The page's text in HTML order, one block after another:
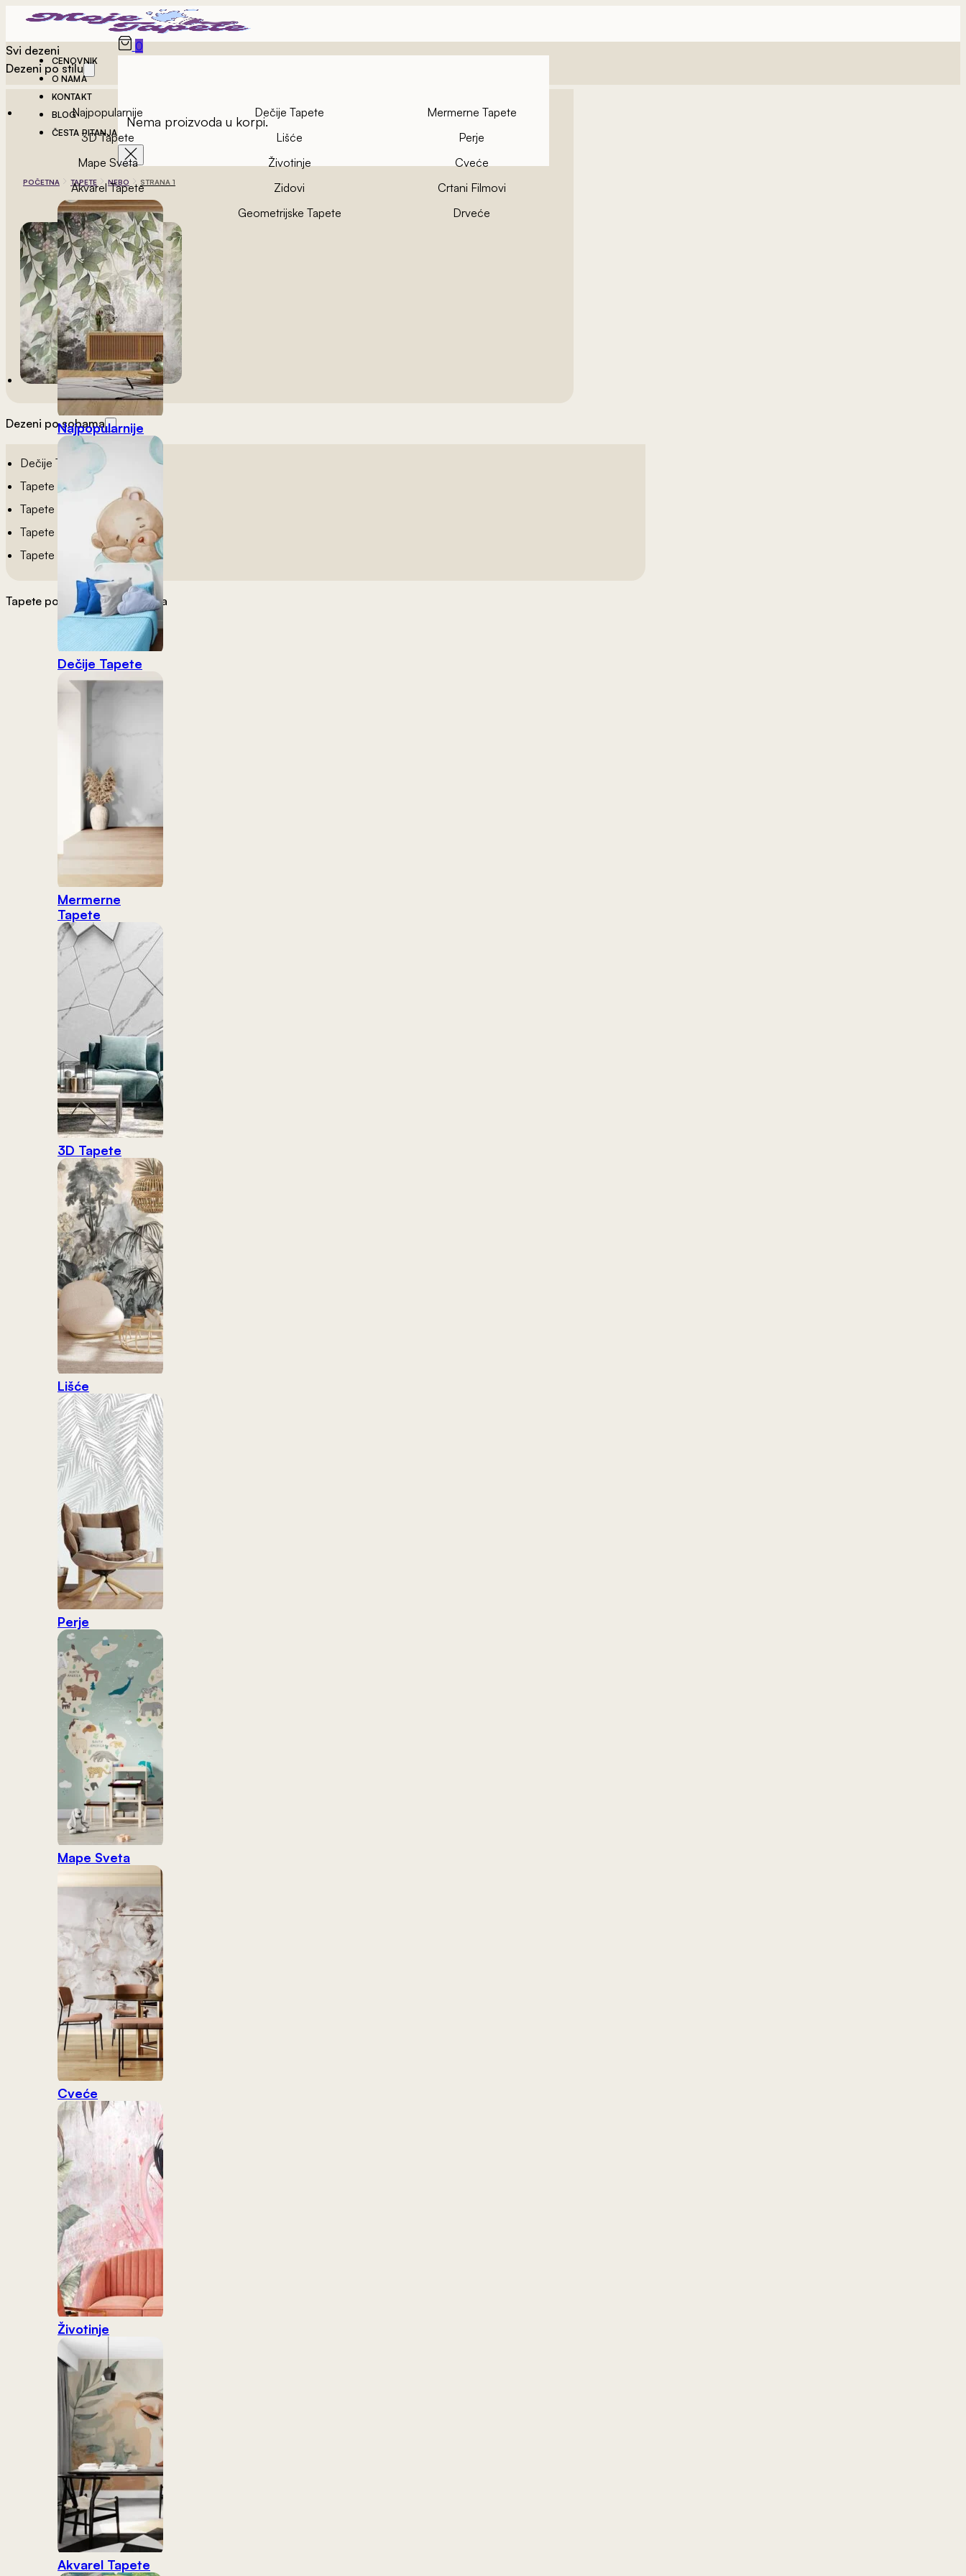
CENOVNIK
O NAMA
KONTAKT
BLOG
ČESTA PITANJA
0
Nema proizvoda u korpi.
Svi dezeni
Dezeni po stilu
Najpopularnije Dečije Tapete
Mermerne Tapete
3D Tapete
Lišće
Perje
Mape Sveta
Životinje
Cveće
Akvarel Tapete
Zidovi
Crtani Filmovi
Vintage Tapete
Geometrijske Tapete Drveće
Dezeni po sobama
Dečije Tapete
Tapete Spavaća Soba
Tapete Dnevna Soba
Tapete Za Kupatilo
Tapete Za Kuhinju
Tapete po želji Materijali tapeta
POČETNA TAPETE NEBO STRANA 1
Najpopularnije
Dečije Tapete
Mermerne
Tapete
3D Tapete
Lišće
Perje
Mape Sveta
Cveće
Životinje
Akvarel Tapete